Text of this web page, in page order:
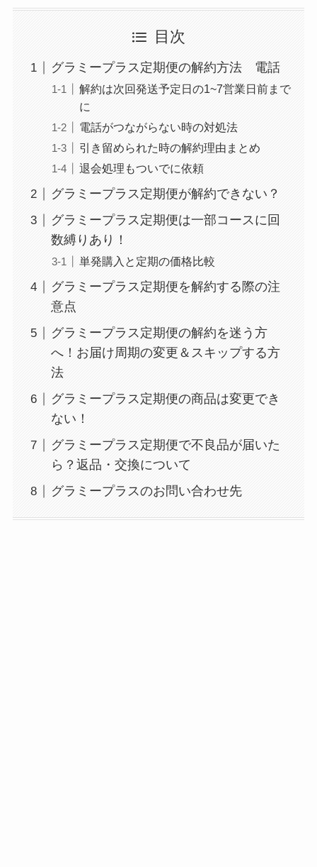
目次
グラミープラス定期便の解約方法 電話
解約は次回発送予定日の1~7営業日前まで
に
電話がつながらない時の対処法
引き留められた時の解約理由まとめ
退会処理もついでに依頼
グラミープラス定期便が解約できない？
グラミープラス定期便は一部コースに回
数縛りあり！
単発購入と定期の価格比較
グラミープラス定期便を解約する際の注
意点
グラミープラス定期便の解約を迷う方
へ！お届け周期の変更＆スキップする方
法
グラミープラス定期便の商品は変更でき
ない！
グラミープラス定期便で不良品が届いた
ら？返品・交換について
グラミープラスのお問い合わせ先